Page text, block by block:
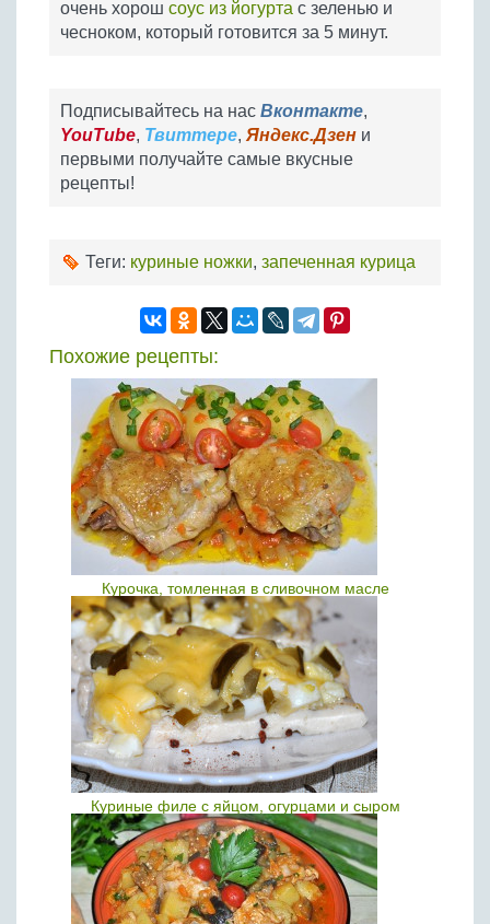
очень хорош соус из йогурта с зеленью и
чесноком, который готовится за 5 минут.
Подписывайтесь на нас Вконтакте,
YouTube, Твиттере, Яндекс.Дзен и
первыми получайте самые вкусные
рецепты!
Теги: куриные ножки, запеченная курица
Похожие рецепты:
Курочка, томленная в сливочном масле
Куриные филе с яйцом, огурцами и сыром